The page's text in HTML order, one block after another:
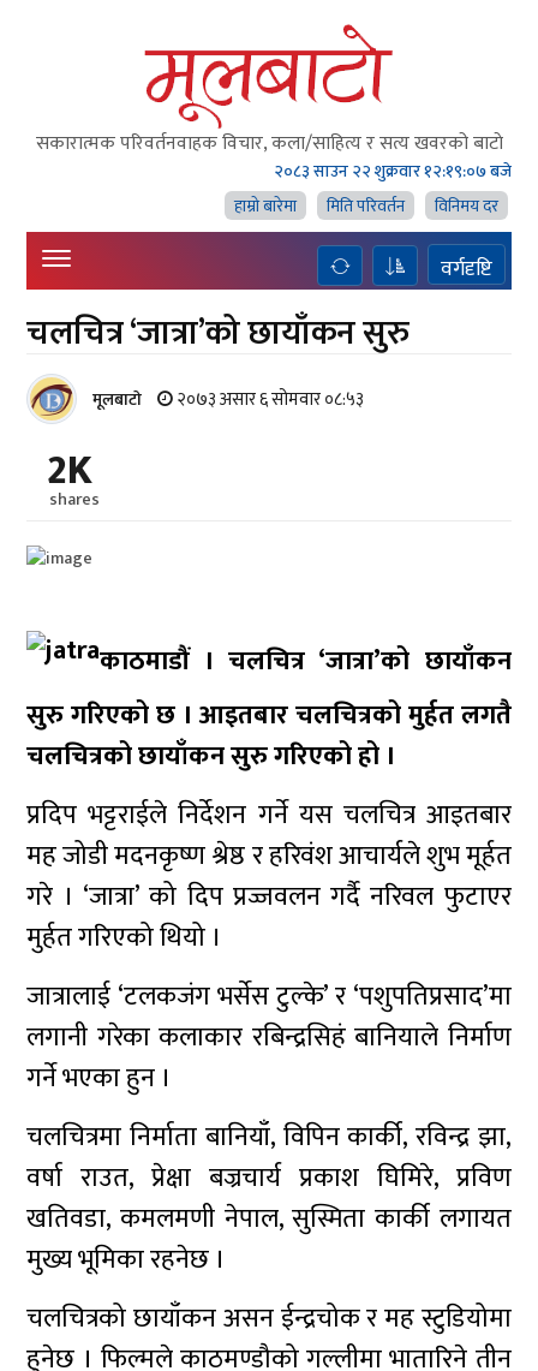
सकारात्मक परिवर्तनवाहक विचार, कला/साहित्य र सत्य खवरको बाटाे
२०८३ साउन २२ शुक्रवार१२:१९:०८ बजे
हाम्राे बारेमा
मिति परिवर्तन विनिमय दर
वर्गदृष्टि
चलचित्र ‘जात्रा’को छायाँकन सुरु
मूलबाटाे २०७३ असार ६ सोमवार ०८:५३
2K
shares
काठमाडौं । चलचित्र ‘जात्रा’को छायाँकन
सुरु गरिएको छ । आइतबार चलचित्रको मुर्हत लगतै
चलचित्रको छायाँकन सुरु गरिएको हो ।
प्रदिप भट्टराईले निर्देशन गर्ने यस चलचित्र आइतबार
मह जोडी मदनकृष्ण श्रेष्ठ र हरिवंश आचार्यले शुभ मूर्हत
गरे । ‘जात्रा’ को दिप प्रज्जवलन गर्दै नरिवल फुटाएर
मुर्हत गरिएको थियो ।
जात्रालाई ‘टलकजंग भर्सेस टुल्के’ र ‘पशुपतिप्रसाद’मा
लगानी गरेका कलाकार रबिन्द्रसिहं बानियाले निर्माण
गर्ने भएका हुन ।
चलचित्रमा निर्माता बानियाँ, विपिन कार्की, रविन्द्र झा,
वर्षा राउत, प्रेक्षा बज्रचार्य प्रकाश घिमिरे, प्रविण
खतिवडा, कमलमणी नेपाल, सुस्मिता कार्की लगायत
मुख्य भूमिका रहनेछ ।
चलचित्रको छायाँकन असन ईन्द्रचोक र मह स्टुडियोमा
हुनेछ । फिल्मले काठमण्डौको गल्लीमा भातारिने तीन